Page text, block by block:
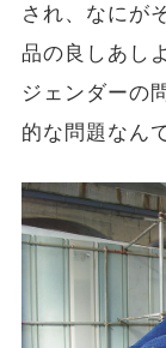
され、なにが
品の良しあし
ジェンダーの
的な問題なん